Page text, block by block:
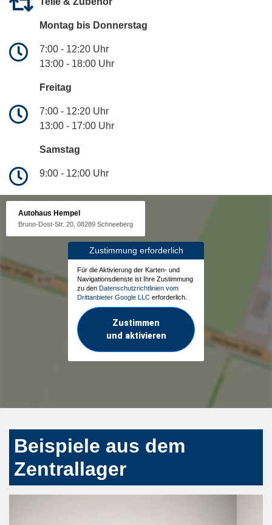
Montag bis Donnerstag
7:00 - 12:20 Uhr
13:00 - 18:00 Uhr
Freitag
7:00 - 12:20 Uhr
13:00 - 17:00 Uhr
Samstag
9:00 - 12:00 Uhr
Autohaus Hempel
Bruno-Dost-Str. 20, 08289 Schneeberg
Zustimmung erforderlich
Für die Aktivierung der Karten- und
Navigationsdienste ist Ihre Zustimmung
zu den Datenschutzrichtlinien vom
Drittanbieter Google LLC erforderlich.
Zustimmen
und aktivieren
Beispiele aus dem
Zentrallager